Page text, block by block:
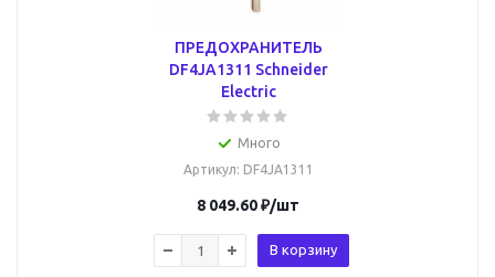
ПРЕДОХРАНИТЕЛЬ
DF4JA1311 Schneider
Electric
Много
Артикул: DF4JA1311
8 049.60₽/шт
В корзину